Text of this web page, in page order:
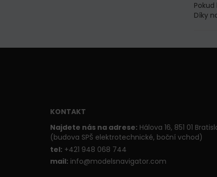
Díky
KONTAKT
Najdete nás na adrese: Hálova 16, 851 01
(budova SPŠ elektrotechnické, boční vchod)
tel: +421 948 068 744
mail: info@modelsnavigator.com